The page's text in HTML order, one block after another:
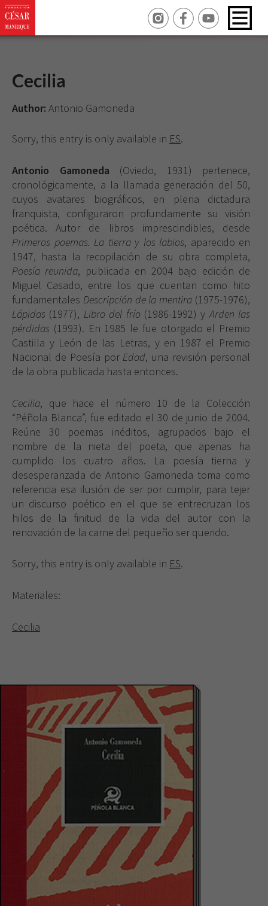
Cecilia
Author: Antonio Gamoneda
Sorry, this entry is only available in ES.
Antonio Gamoneda
(Oviedo, 1931) pertenece,
cronológicamente, a la llamada generación del 50,
cuyos avatares biográficos, en plena dictadura
franquista, configuraron profundamente su visión
poética. Autor de libros imprescindibles, desde
Primeros poemas. La tierra y los labios, aparecido en
1947, hasta la recopilación de su obra completa,
Poesía reunida, publicada en 2004 bajo edición de
Miguel Casado, entre los que cuentan como hito
fundamentales Descripción de la mentira (1975-1976),
Lápidas (1977), Libro del frío (1986-1992) yArden las
pérdidas (1993). En 1985 le fue otorgado el Premio
Castilla y León de las Letras, y en 1987 el Premio
Nacional de Poesía por Edad, una revisión personal
de la obra publicada hasta entonces.
Cecilia, que hace el número 10 de la Colección
“Péñola Blanca”, fue editado el 30 de junio de 2004.
Reúne 30 poemas inéditos, agrupados bajo el
nombre de la nieta del poeta, que apenas ha
cumplido los cuatro años. La poesía tierna y
desesperanzada de Antonio Gamoneda toma como
referencia esa ilusión de ser por cumplir, para tejer
un discurso poético en el que se entrecruzan los
hilos de la finitud de la vida del autor con la
renovación de la carne del pequeño ser querido.
Sorry, this entry is only available in ES.
Materiales:
Cecilia